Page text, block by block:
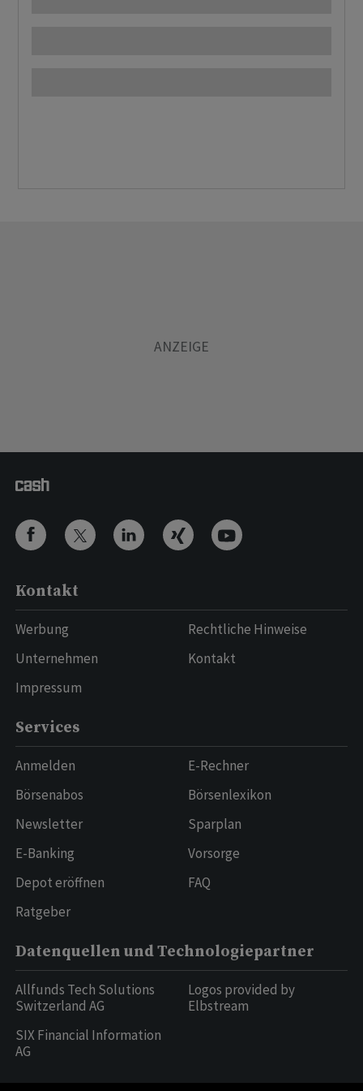
Kontakt
Werbung
Unternehmen
Impressum
Rechtliche Hinweise
Kontakt
Services
Anmelden
Börsenabos
Newsletter
E-Banking
Depot eröffnen
Ratgeber
E-Rechner
Börsenlexikon
Sparplan
Vorsorge
FAQ
Datenquellen und Technologiepartner
Allfunds Tech Solutions
Switzerland AG
SIX Financial Information
AG
Logos provided by
Elbstream